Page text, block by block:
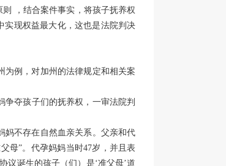
，结合案件事实，将孩子抚养权
实现权益最大化，这也是法院判决
为例，对加州的法律规定和相关案
争夺孩子们的抚养权，一审法院判
妈不存在自然血亲关系。父亲和代
母”。代孕妈妈当时47岁，并且表
议诞生的孩子（们）是‘准父母’道